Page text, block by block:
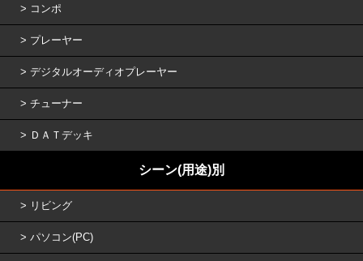
コンポ
プレーヤー
デジタルオーディオプレーヤー
チューナー
ＤＡＴデッキ
シーン(用途)別
リビング
パソコン(PC)